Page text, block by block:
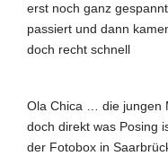
erst noch ganz
passiert und dann
doch recht schnell
Ola Chica … die jungen
doch direkt was Posing
der Fotobox in